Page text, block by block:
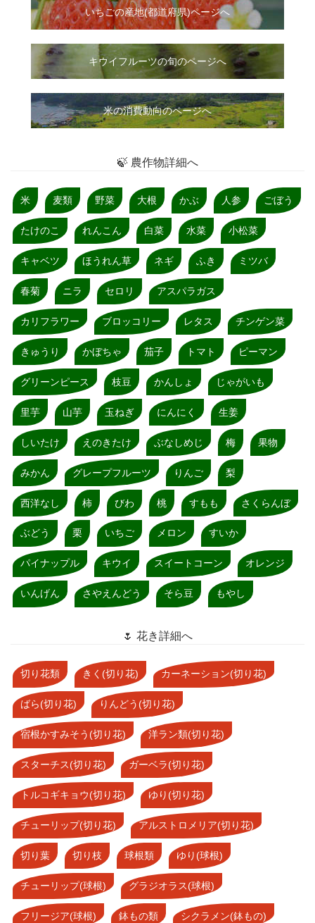
いちごの産地(都道府県)ページへ
キウイフルーツの旬のページへ
米の消費動向のページへ
🍃 農作物詳細へ
米 麦類 野菜 大根 かぶ 人参 ごぼう
たけのこ れんこん 白菜 水菜 小松菜
キャベツ ほうれん草 ネギ ふき ミツバ
春菊 ニラ セロリ アスパラガス
カリフラワー ブロッコリー レタス チンゲン菜
きゅうり かぼちゃ 茄子 トマト ピーマン
グリーンピース 枝豆 かんしょ じゃがいも
里芋 山芋 玉ねぎ にんにく 生姜
しいたけ えのきたけ ぶなしめじ 梅 果物
みかん グレープフルーツ りんご 梨
西洋なし 柿 びわ 桃 すもも さくらんぼ
ぶどう 栗 いちご メロン すいか
パイナップル キウイ スイートコーン オレンジ
いんげん さやえんどう そら豆 もやし
🌷 花き詳細へ
切り花類 きく(切り花) カーネーション(切り花)
ばら(切り花) りんどう(切り花)
宿根かすみそう(切り花) 洋ラン類(切り花)
スターチス(切り花) ガーベラ(切り花)
トルコギキョウ(切り花) ゆり(切り花)
チューリップ(切り花) アルストロメリア(切り花)
切り葉 切り枝 球根類 ゆり(球根)
チューリップ(球根) グラジオラス(球根)
フリージア(球根) 鉢もの類 シクラメン(鉢もの)